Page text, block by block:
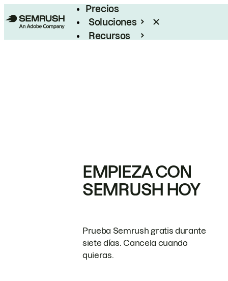
Precios
Soluciones
Recursos
EMPIEZA CON
SEMRUSH HOY
Prueba Semrush gratis durante
siete días. Cancela cuando
quieras.